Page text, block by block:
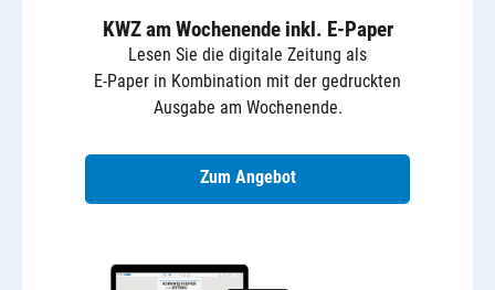
KWZ am Wochenende inkl. E-Paper
Lesen Sie die digitale Zeitung als
E-Paper in Kombination mit der gedruckten
Ausgabe am Wochenende.
Zum Angebot